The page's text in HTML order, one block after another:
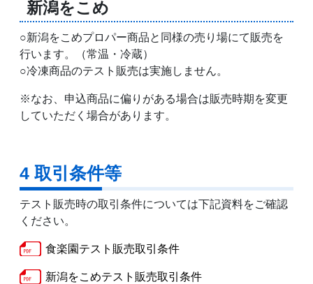
新潟をこめ
○新潟をこめプロパー商品と同様の売り場にて販売を
行います。（常温・冷蔵）
○冷凍商品のテスト販売は実施しません。
※なお、申込商品に偏りがある場合は販売時期を変更
していただく場合があります。
4 取引条件等
テスト販売時の取引条件については下記資料をご確認
ください。
食楽園テスト販売取引条件
新潟をこめテスト販売取引条件